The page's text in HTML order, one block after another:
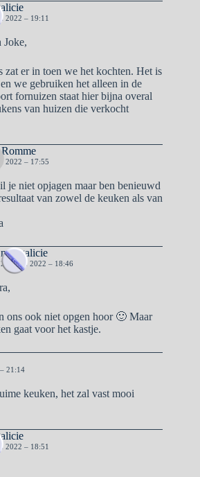
2022 – 19:11
Joke,
zat er in toen we het kochten. Het is
we gebruiken het alleen in de
fornuizen staat hier bijna overal
van huizen die verkocht
2022 – 17:55
je niet opjagen maar ben benieuwd
van zowel de keuken als van
naargalicie
22 JUNI 2022 – 18:46
ons ook niet opgen hoor 🙂 Maar
gaat voor het kastje.
21:14
keuken, het zal vast mooi
2022 – 18:51